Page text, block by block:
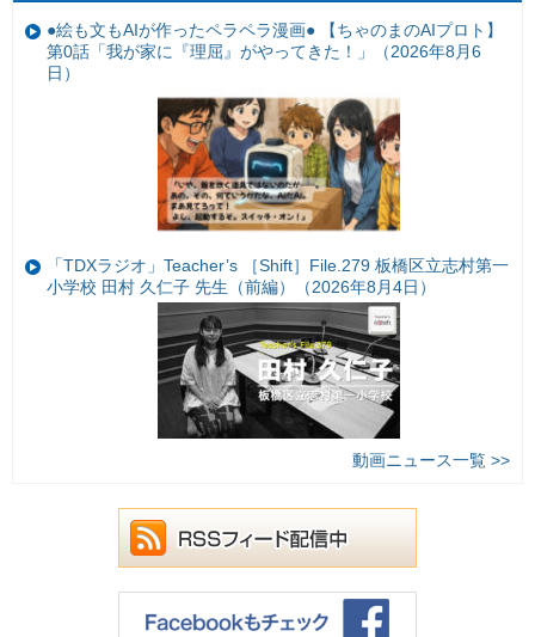
●絵も文もAIが作ったペラペラ漫画● 【ちゃのまのAIプロト】
第0話「我が家に『理屈』がやってきた！」（2026年8月6
日）
「TDXラジオ」Teacher’s ［Shift］File.279 板橋区立志村第一
小学校 田村 久仁子 先生（前編）（2026年8月4日）
動画ニュース一覧 >>